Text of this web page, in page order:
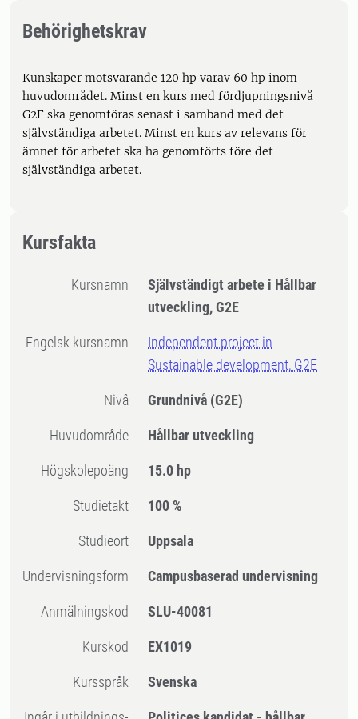
Behörighetskrav
Kunskaper motsvarande 120 hp varav 60 hp inom
huvudområdet. Minst en kurs med fördjupningsnivå
G2F ska genomföras senast i samband med det
självständiga arbetet. Minst en kurs av relevans för
ämnet för arbetet ska ha genomförts före det
självständiga arbetet.
Kursfakta
Kursnamn
Självständigt arbete i Hållbar
utveckling, G2E
Engelsk kursnamn
Independent project in
Sustainable development, G2E
Nivå Grundnivå (G2E)
Huvudområde Hållbar utveckling
högskolepoäng 15.0 hp
Studietakt 100 %
Studieort Uppsala
Undervisningsform Campusbaserad undervisning
Anmälningskod SLU-40081
Kurskod EX1019
Kursspråk Svenska